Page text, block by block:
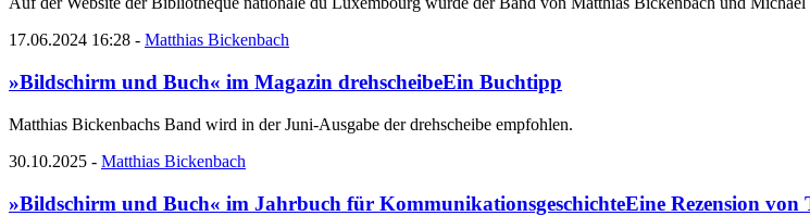
17.06.2024 16:28 - Matthias Bickenbach
»Bildschirm und Buch« im Magazin drehscheibeEin Buchtipp
Matthias Bickenbachs Band wird in der Juni-Ausgabe der drehscheibe empfohlen.
30.10.2025 - Matthias Bickenbach
»Bildschirm und Buch« im Jahrbuch für KommunikationsgeschichteEine Rezension